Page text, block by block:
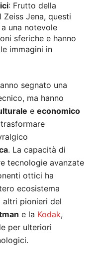
: Frutto della
Jena, questi
una notevole
sferiche e hanno
immagini in
segnato una
ma hanno
e economico
. La capacità di
tecnologie avanzate
ottici ha
ecosistema
altri pionieri del
e la Kodak,
per ulteriori